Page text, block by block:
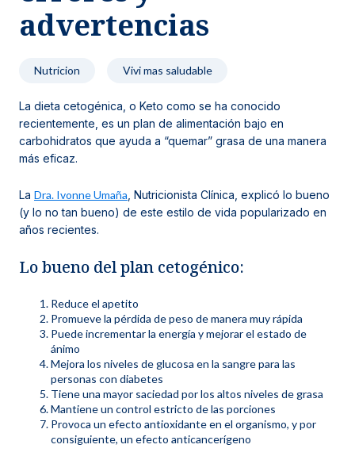
advertencias
Nutricion Vivi mas saludable
La dieta cetogénica, o Keto como se ha conocido
recientemente, es un plan de alimentación bajo en
carbohidratos que ayuda a “quemar” grasa de una manera
más eficaz.
La Dra. Ivonne Umaña, Nutricionista Clínica, explicó lo bueno
(y lo no tan bueno) de este estilo de vida popularizado en
años recientes.
Lo bueno del plan cetogénico:
Reduce el apetito
Promueve la pérdida de peso de manera muy rápida
Puede incrementar la energía y mejorar el estado de
ánimo
Mejora los niveles de glucosa en la sangre para las
personas con diabetes
Tiene una mayor saciedad por los altos niveles de grasa
Mantiene un control estricto de las porciones
Provoca un efecto antioxidante en el organismo, y por
consiguiente, un efecto anticancerígeno